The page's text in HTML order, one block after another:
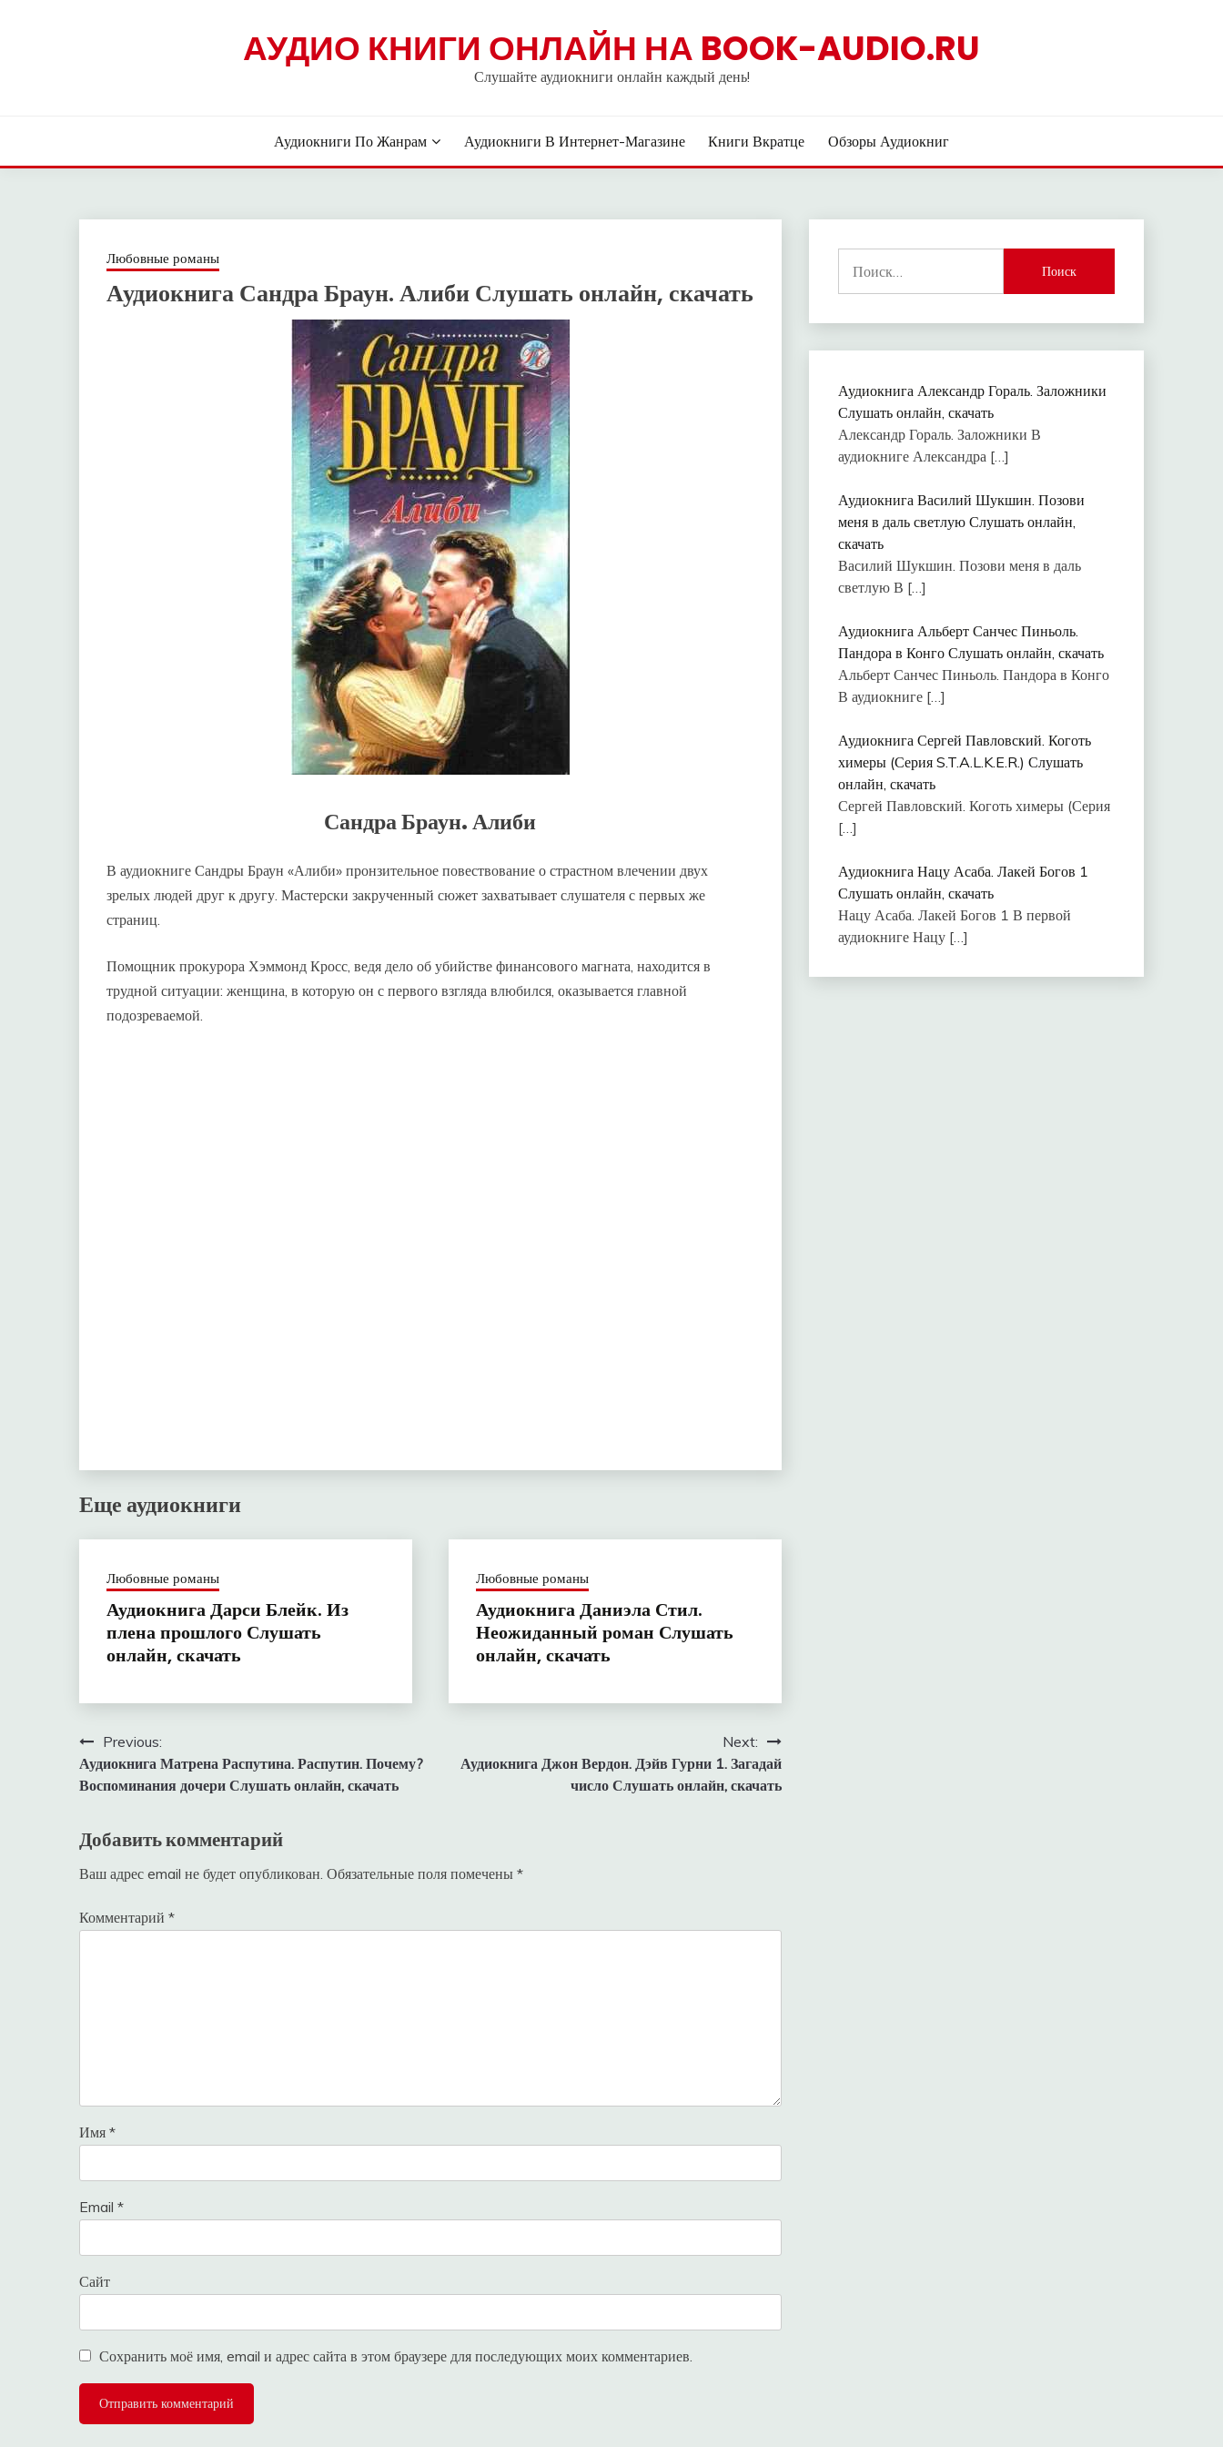
АУДИО КНИГИ ОНЛАЙН НА BOOK-AUDIO.RU
Слушайте аудиокниги онлайн каждый день!
Аудиокниги По Жанрам Аудиокниги В Интернет-Магазине Книги Вкратце Обзоры Аудиокниг
Любовные романы
Аудиокнига Сандра Браун. Алиби Слушать онлайн, скачать
Сандра Браун. Алиби
В аудиокниге Сандры Браун «Алиби» пронзительное повествование о страстном влечении двух
зрелых людей друг к другу. Мастерски закрученный сюжет захватывает слушателя с первых же
страниц.
Помощник прокурора Хэммонд Кросс, ведя дело об убийстве финансового магната, находится в
трудной ситуации: женщина, в которую он с первого взгляда влюбился, оказывается главной
подозреваемой.
Еще аудиокниги
Любовные романы
Аудиокнига Дарси Блейк. Из
плена прошлого Слушать
онлайн, скачать
Любовные романы
Аудиокнига Даниэла Стил.
Неожиданный роман Слушать
онлайн, скачать
Навигация
по
Previous:
Аудиокнига Матрена Распутина. Распутин. Почему?
Воспоминания дочери Слушать онлайн, скачать
Next:
Аудиокнига Джон Вердон. Дэйв Гурни 1. Загадай
число Слушать онлайн, скачать
Добавить комментарий
Ваш адрес email не будет опубликован. Обязательные поля помечены *
Комментарий *
Имя *
Email *
Сайт
Сохранить моё имя, email и адрес сайта в этом браузере для последующих моих комментариев.
Аудиокнига Александр Гораль. Заложники
Слушать онлайн, скачать
Александр Гораль. Заложники В
аудиокниге Александра […]
Аудиокнига Василий Шукшин. Позови
меня в даль светлую Слушать онлайн,
скачать
Василий Шукшин. Позови меня в даль
светлую В […]
Аудиокнига Альберт Санчес Пиньоль.
Пандора в Конго Слушать онлайн, скачать
Альберт Санчес Пиньоль. Пандора в Конго
В аудиокниге […]
Аудиокнига Сергей Павловский. Коготь
химеры (Серия S.T.A.L.K.E.R.) Слушать
онлайн, скачать
Сергей Павловский. Коготь химеры (Серия
[…]
Аудиокнига Нацу Асаба. Лакей Богов 1
Слушать онлайн, скачать
Нацу Асаба. Лакей Богов 1 В первой
аудиокниге Нацу […]